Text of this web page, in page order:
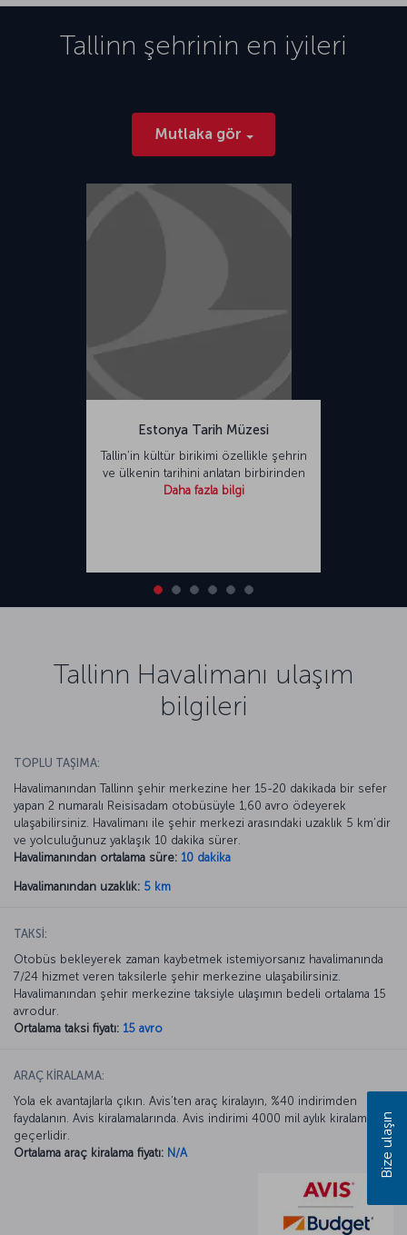
Tallinn şehrinin en iyileri
Mutlaka gör
Estonya Tarih Müzesi
Tallin’in kültür birikimi özellikle şehrin
ve ülkenin tarihini anlatan birbirinden
Daha fazla bilgi
Tallinn Havalimanı ulaşım
bilgileri
TOPLU TAŞIMA:
Havalimanından Tallinn şehir merkezine her 15-20 dakikada bir sefer
yapan 2 numaralı Reisisadam otobüsüyle 1,60 avro ödeyerek
ulaşabilirsiniz. Havalimanı ile şehir merkezi arasındaki uzaklık 5 km’dir
ve yolculuğunuz yaklaşık 10 dakika sürer.
Havalimanından ortalama süre: 10 dakika
Havalimanından uzaklık: 5 km
TAKSİ:
Otobüs bekleyerek zaman kaybetmek istemiyorsanız havalimanında
7/24 hizmet veren taksilerle şehir merkezine ulaşabilirsiniz.
Havalimanından şehir merkezine taksiyle ulaşımın bedeli ortalama 15
avrodur.
Ortalama taksi fiyatı: 15 avro
ARAÇ KİRALAMA:
Yola ek avantajlarla çıkın. Avis’ten araç kiralayın, %40 indirimden
faydalanın. Avis kiralamalarında. Avis indirimi 4000 mil aylık kiralamada
geçerlidir.
Ortalama araç kiralama fiyatı: N/A Bize ulaşın